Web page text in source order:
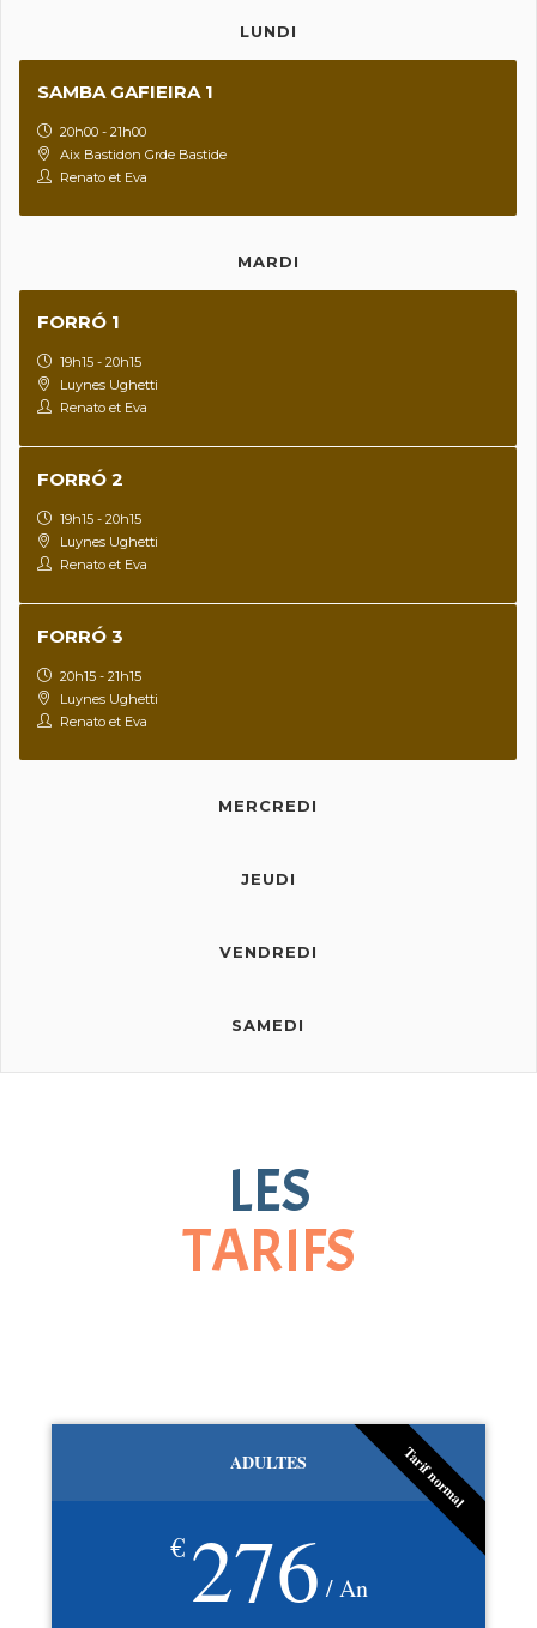
LUNDI
SAMBA GAFIEIRA 1
20h00 - 21h00
Aix Bastidon Grde Bastide
Renato et Eva
MARDI
FORRÓ 1
19h15 - 20h15
Luynes Ughetti
Renato et Eva
FORRÓ 2
19h15 - 20h15
Luynes Ughetti
Renato et Eva
FORRÓ 3
20h15 - 21h15
Luynes Ughetti
Renato et Eva
MERCREDI
JEUDI
VENDREDI
SAMEDI
LES
TARIFS
ADULTES Tarif normal
€ 276 / An